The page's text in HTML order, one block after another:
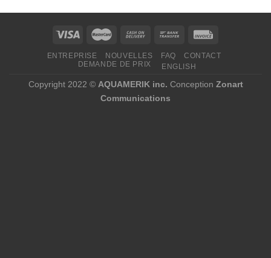
ENTREPRISE NOUVELLES FAQ
CONTACT
DEMANDE DE PRIX
ENGLISH
Copyright 2022 © AQUAMERIK inc. Conception Zonart
Communications